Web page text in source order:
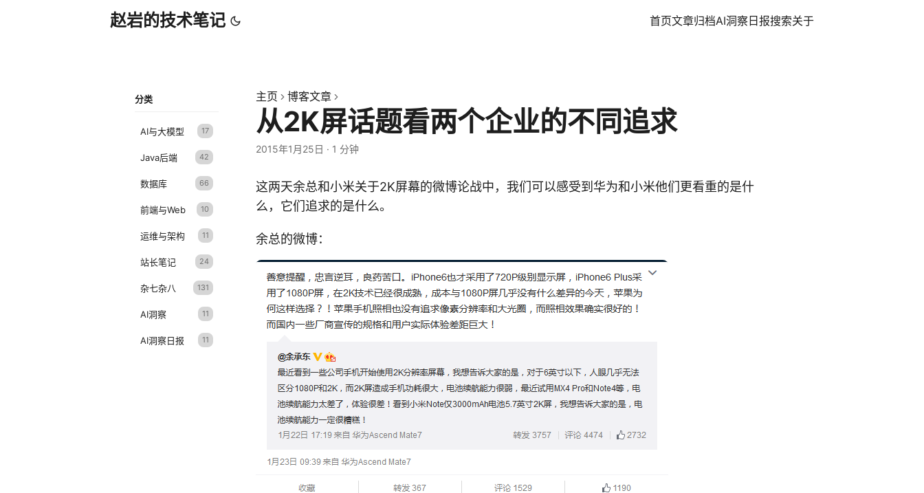
赵岩的技术笔记 首页文章归档AI洞察日报搜索关于
分类
AI与大模型 17
Java后端 42
数据库 66
前端与Web 10
运维与架构 11
站长笔记 24
杂七杂八 131
AI洞察 11
AI洞察日报 11
主页 博客文章
从2K屏话题看两个企业的不同追求
2015年1月25日 · 1 分钟
这两天余总和小米关于2K屏幕的微博论战中，我们可以感受到华为和小米他们更看重的是什
么，它们追求的是什么。
余总的微博：